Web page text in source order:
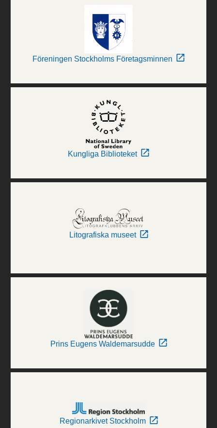
Föreningen Stockholms Företagsminnen
Kungliga Biblioteket
Litografiska museet
Prins Eugens Waldemarsudde
Regionarkivet Stockholm